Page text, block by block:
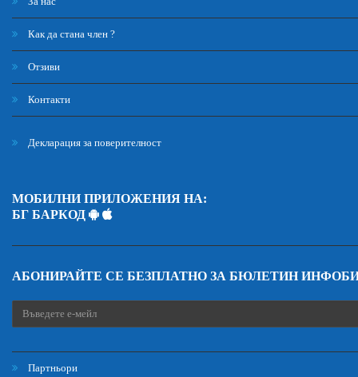
Как да стана член ?
Отзиви
Контакти
Декларация за поверителност
МОБИЛНИ ПРИЛОЖЕНИЯ НА:
БГ БАРКОД
АБОНИРАЙТЕ СЕ БЕЗПЛАТНО ЗА БЮЛЕТИН
Партньори